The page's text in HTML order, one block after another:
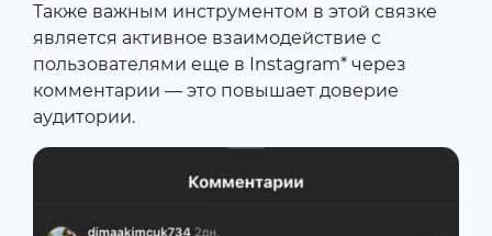
Также важным инструментом в этой связке
является активное взаимодействие с
пользователями еще в Instagram* через
комментарии — это повышает доверие
аудитории.